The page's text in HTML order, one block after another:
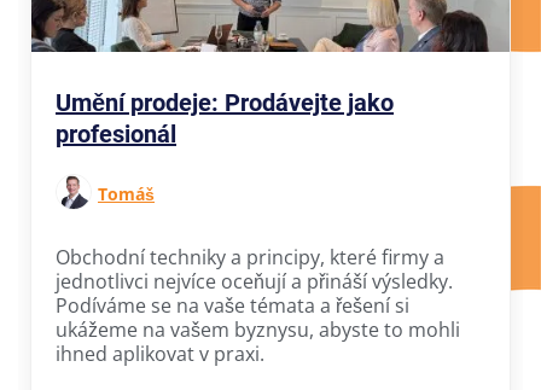
Umění prodeje: Prodávejte jako
profesionál
Tomáš
Obchodní techniky a principy, které firmy a
jednotlivci nejvíce oceňují a přináší výsledky.
Podíváme se na vaše témata a řešení si
ukážeme na vašem byznysu, abyste to mohli
ihned aplikovat v praxi.